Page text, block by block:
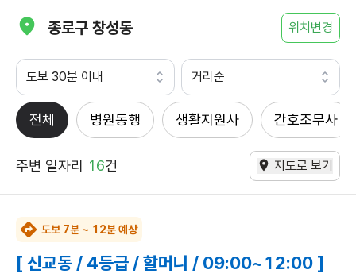
종로구 창성동 위치변경
도보 30분 이내 거리순
전체 병원동행 생활지원사 간호조무사
주변 일자리 16건 지도로 보기
도보 7분 ~ 12분 예상
[ 신교동 / 4등급 / 할머니 / 09:00~12:00 ]